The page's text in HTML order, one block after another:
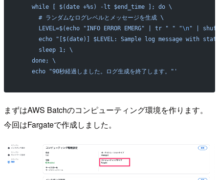
    while [ $(date +%s) -lt $end_time ]; do \
      # ランダムなログレベルとメッセージを生成 \
      LEVEL=$(echo "INFO ERROR EMERG" | tr " " "
\n" |
echo "[$(date)] $LEVEL: Sample log message with
      sleep 1; \
    done; \
    echo "90秒経過しました。ログ生成を終了します。"'
まずはAWS Batchのコンピューティング環境を作ります。
今回はFargateで作成しました。